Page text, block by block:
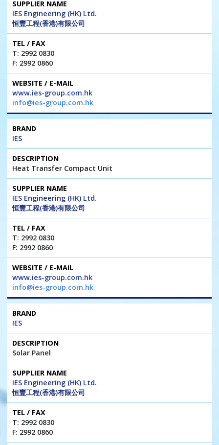
IES Engineering (HK) Ltd.
恒豐工程(香港)有限公司
T: 2992 0830
F: 2992 0860
www.ies-group.com.hk
info@ies-group.com.hk
IES
Heat Transfer Compact Unit
IES Engineering (HK) Ltd.
恒豐工程(香港)有限公司
T: 2992 0830
F: 2992 0860
www.ies-group.com.hk
info@ies-group.com.hk
IES
Solar Panel
IES Engineering (HK) Ltd.
恒豐工程(香港)有限公司
T: 2992 0830
F: 2992 0860